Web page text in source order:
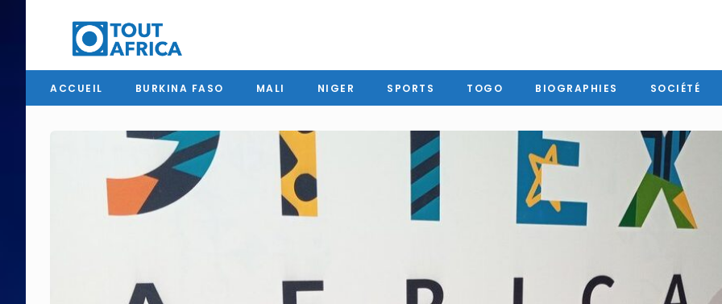
ACCUEIL BURKINA FASO MALI NIGER SPORTS TOGO BIOGRAPHIES SOCIÉTÉ